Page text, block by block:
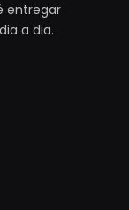
entregar
a dia.